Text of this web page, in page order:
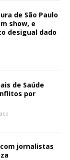
de São Paulo
show, e
desigual dado
de Saúde
por
jornalistas